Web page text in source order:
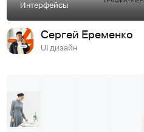
Интерфейсы
Сергей Еременко
UI дизайн